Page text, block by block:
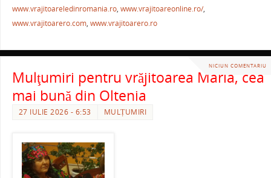
www.vrajitoareledinromania.ro, www.vrajitoareonline.ro/,
www.vrajitoarero.com, www.vrajitoarero.ro
NICIUN COMENTARIU
Mulţumiri pentru vrăjitoarea Maria, cea
mai bună din Oltenia
27 IULIE 2026 - 6:53 MULȚUMIRI